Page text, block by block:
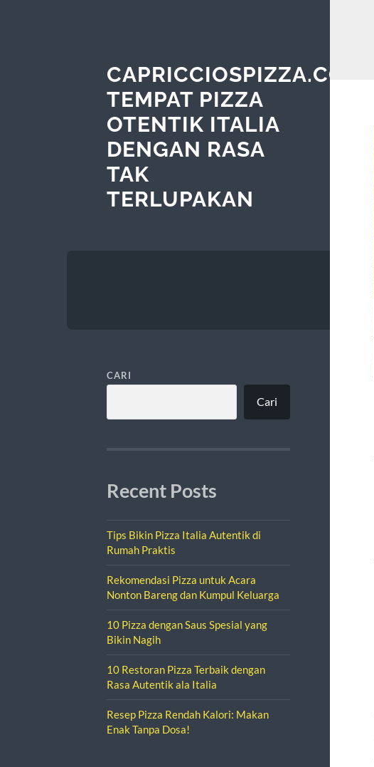
CAPRICCIOSPIZZA.COM:
TEMPAT PIZZA
OTENTIK ITALIA
DENGAN RASA
TAK
TERLUPAKAN
CARI
Cari
Recent Posts
Tips Bikin Pizza Italia Autentik di
Rumah Praktis
Rekomendasi Pizza untuk Acara
Nonton Bareng dan Kumpul Keluarga
10 Pizza dengan Saus Spesial yang
Bikin Nagih
10 Restoran Pizza Terbaik dengan
Rasa Autentik ala Italia
Resep Pizza Rendah Kalori: Makan
Enak Tanpa Dosa!